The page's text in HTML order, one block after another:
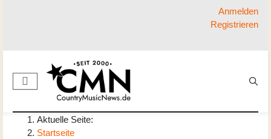
Anmelden
Registrieren
Aktuelle Seite:
Startseite